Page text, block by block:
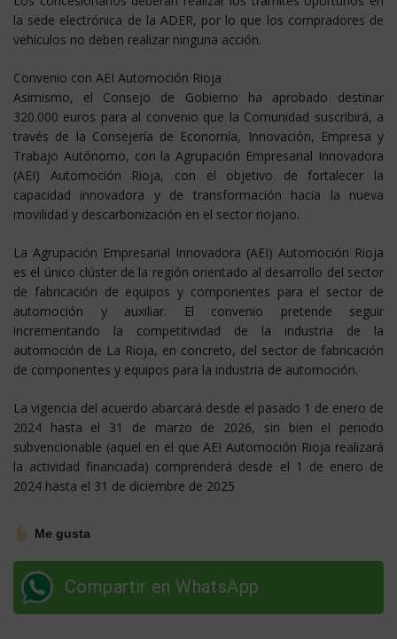
la sede electrónica de la ADER, por lo que los compradores de
vehículos no deben realizar ninguna acción.
Convenio con AEI Automoción Rioja
Asimismo, el Consejo de Gobierno ha aprobado destinar
320.000 euros para al convenio que la Comunidad suscribirá, a
través de la Consejería de Economía, Innovación, Empresa y
Trabajo Autónomo, con la Agrupación Empresarial Innovadora
(AEI) Automoción Rioja, con el objetivo de fortalecer la
capacidad innovadora y de transformación hacia la nueva
movilidad y descarbonización en el sector riojano.
La Agrupación Empresarial Innovadora (AEI) Automoción Rioja
es el único clúster de la región orientado al desarrollo del sector
de fabricación de equipos y componentes para el sector de
automoción y auxiliar. El convenio pretende seguir
incrementando la competitividad de la industria de la
automoción de La Rioja, en concreto, del sector de fabricación
de componentes y equipos para la industria de automoción.
La vigencia del acuerdo abarcará desde el pasado 1 de enero de
2024 hasta el 31 de marzo de 2026, sin bien el periodo
subvencionable (aquel en el que AEI Automoción Rioja realizará
la actividad financiada) comprenderá desde el 1 de enero de
2024 hasta el 31 de diciembre de 2025
Me gusta
Compartir en WhatsApp